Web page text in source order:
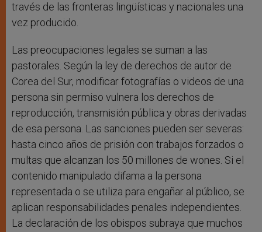
través de las fronteras lingüísticas y nacionales una
vez producido.
Las preocupaciones legales se suman a las
pastorales. Según la ley de derechos de autor de
Corea del Sur, modificar fotografías o videos de una
persona sin permiso vulnera los derechos de
reproducción, transmisión pública y obras derivadas
de esa persona. Las sanciones pueden ser severas:
hasta cinco años de prisión con trabajos forzados o
multas que alcanzan los 50 millones de wones. Si el
contenido manipulado difama a la persona
representada o se utiliza para engañar al público, se
aplican responsabilidades penales independientes.
La declaración de los obispos subraya que muchos